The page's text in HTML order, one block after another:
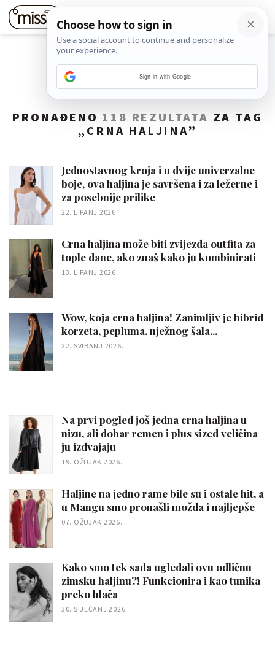
PRONAĐENO 118 REZULTATA ZA TAG
„ CRNA HALJINA”
Jednostavnog kroja i u dvije univerzalne
boje, ova haljina je savršena i za ležerne i
za posebnije prilike
22. LIPANJ 2026.
Crna haljina može biti zvijezda outfita za
tople dane, ako znaš kako ju kombinirati
13. LIPANJ 2026.
Wow, koja crna haljina! Zanimljiv je hibrid
korzeta, pepluma, nježnog šala...
22. SVIBANJ 2026.
Na prvi pogled još jedna crna haljina u
nizu, ali dobar remen i plus sized veličina
ju izdvajaju
19. OŽUJAK 2026.
Haljine na jedno rame bile su i ostale hit, a
u Mangu smo pronašli možda i najljepše
07. OŽUJAK 2026.
Kako smo tek sada ugledali ovu odličnu
zimsku haljinu?! Funkcionira i kao tunika
preko hlača
30. SIJEČANJ 2026.
Sign in with Google